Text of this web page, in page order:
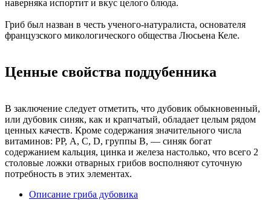
наверняка испортит и вкус целого блюда.
Гриб был назван в честь ученого-натуралиста, основателя
французского микологического общества Люсьена Келе.
Ценные свойства поддубенника
В заключение следует отметить, что дубовик обыкновенный,
или дубовик синяк, как и крапчатый, обладает целым рядом
ценных качеств. Кроме содержания значительного числа
витаминов: РР, А, С, D, группы B, — синяк богат
содержанием кальция, цинка и железа настолько, что всего 2
столовые ложки отварных грибов восполняют суточную
потребность в этих элементах.
Описание гриба дубовика